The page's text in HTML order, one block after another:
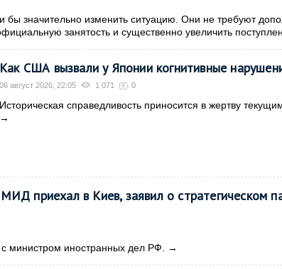
бы значительно изменить ситуацию. Они не требуют
занятость и существенно увеличить
Как США вызвали у Японии когнитивные
06 август 2026, 22:05 1 071 0
Историческая справедливость приносится в жертву
→
приехал в Киев, заявил о стратегическом
министром иностранных дел РФ. →